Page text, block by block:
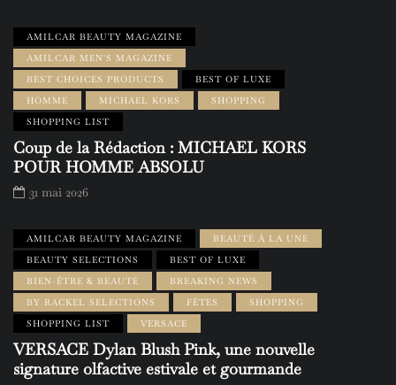
AMILCAR BEAUTY MAGAZINE
AMILCAR MEN'S MAGAZINE
BEST CHOICES PRODUCTS
BEST OF LUXE
HOMME
MICHAEL KORS
SHOPPING
SHOPPING LIST
Coup de la Rédaction : MICHAEL KORS
POUR HOMME ABSOLU
31 mai 2026
AMILCAR BEAUTY MAGAZINE
BEAUTÉ À LA UNE
BEAUTY SELECTIONS
BEST OF LUXE
BIEN-ÊTRE & BEAUTÉ
BREAKING NEWS
BY RACKEL SELECTIONS
FÊTES
SHOPPING
SHOPPING LIST
VERSACE
VERSACE Dylan Blush Pink, une nouvelle
signature olfactive estivale et gourmande